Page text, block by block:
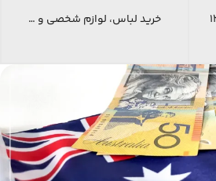
خرید لباس، لوازم شخصی و …